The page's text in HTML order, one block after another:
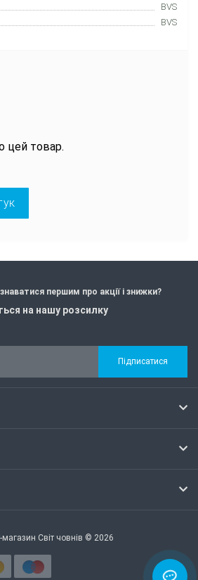
BVS
BVS
цей товар.
першим про акції і знижки?
на нашу розсилку
Підписатися
магазин Світ човнів © 2026